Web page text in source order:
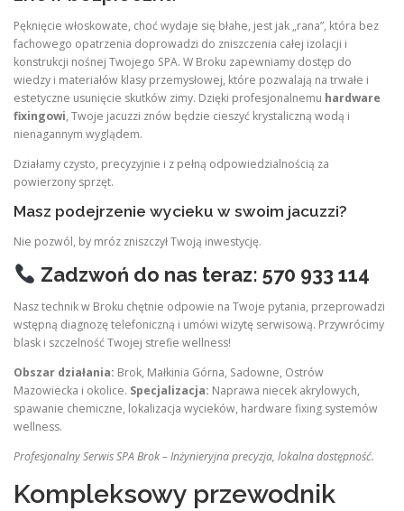
Pęknięcie włoskowate, choć wydaje się błahe, jest jak „rana”, która bez
fachowego opatrzenia doprowadzi do zniszczenia całej izolacji i
konstrukcji nośnej Twojego SPA. W Broku zapewniamy dostęp do
wiedzy i materiałów klasy przemysłowej, które pozwalają na trwałe i
estetyczne usunięcie skutków zimy. Dzięki profesjonalnemu hardware
fixingowi, Twoje jacuzzi znów będzie cieszyć krystaliczną wodą i
nienagannym wyglądem.
Działamy czysto, precyzyjnie i z pełną odpowiedzialnością za
powierzony sprzęt.
Masz podejrzenie wycieku w swoim jacuzzi?
Nie pozwól, by mróz zniszczył Twoją inwestycję.
Zadzwoń do nas teraz: 570 933 114
Nasz technik w Broku chętnie odpowie na Twoje pytania, przeprowadzi
wstępną diagnozę telefoniczną i umówi wizytę serwisową. Przywrócimy
blask i szczelność Twojej strefie wellness!
Obszar działania: Brok, Małkinia Górna, Sadowne, Ostrów
Mazowiecka i okolice. Specjalizacja: Naprawa niecek akrylowych,
spawanie chemiczne, lokalizacja wycieków, hardware fixing systemów
wellness.
Profesjonalny Serwis SPA Brok – Inżynieryjna precyzja, lokalna dostępność.
Kompleksowy przewodnik